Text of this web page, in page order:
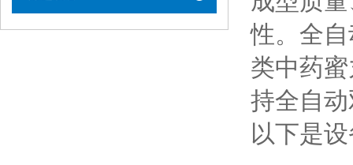
性。全
类中药
持全自
以下是